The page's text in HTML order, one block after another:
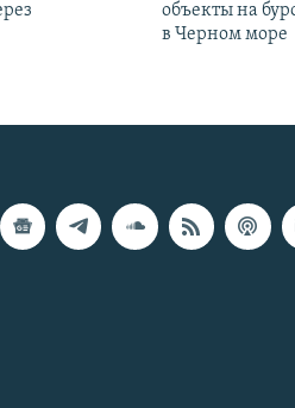
объекты на
в Черном море